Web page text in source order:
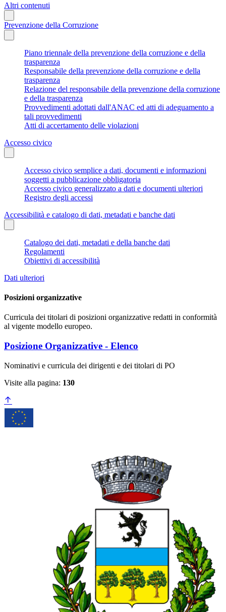
Altri contenuti
Prevenzione della Corruzione
Piano triennale della prevenzione della corruzione e della
trasparenza
Responsabile della prevenzione della corruzione e della
trasparenza
Relazione del responsabile della prevenzione della corruzione
e della trasparenza
Provvedimenti adottati dall'ANAC ed atti di adeguamento a
tali provvedimenti
Atti di accertamento delle violazioni
Accesso civico
Accesso civico semplice a dati, documenti e informazioni
soggetti a pubblicazione obbligatoria
Accesso civico generalizzato a dati e documenti ulteriori
Registro degli accessi
Accessibilità e catalogo di dati, metadati e banche dati
Catalogo dei dati, metadati e della banche dati
Regolamenti
Obiettivi di accessibilità
Dati ulteriori
Posizioni organizzative
Curricula dei titolari di posizioni organizzative redatti in conformità
al vigente modello europeo.
Posizione Organizzative - Elenco
Nominativi e curricula dei dirigenti e dei titolari di PO
Visite alla pagina: 130